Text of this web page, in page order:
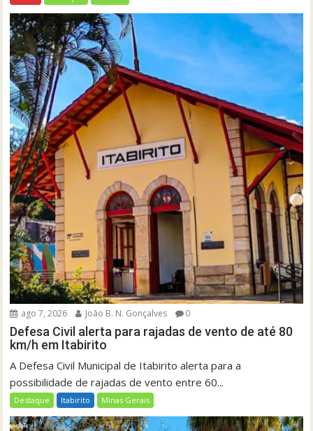
ago 7, 2026 João B. N. Gonçalves 0
Defesa Civil alerta para rajadas de vento de até 80
km/h em Itabirito
A Defesa Civil Municipal de Itabirito alerta para a
possibilidade de rajadas de vento entre 60...
Destaque Itabirito Minas Gerais